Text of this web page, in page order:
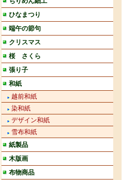
ひなまつり
端午の節句
クリスマス
桜 さくら
張り子
和紙
越前和紙
染和紙
デザイン和紙
雪布和紙
紙製品
木版画
布物商品